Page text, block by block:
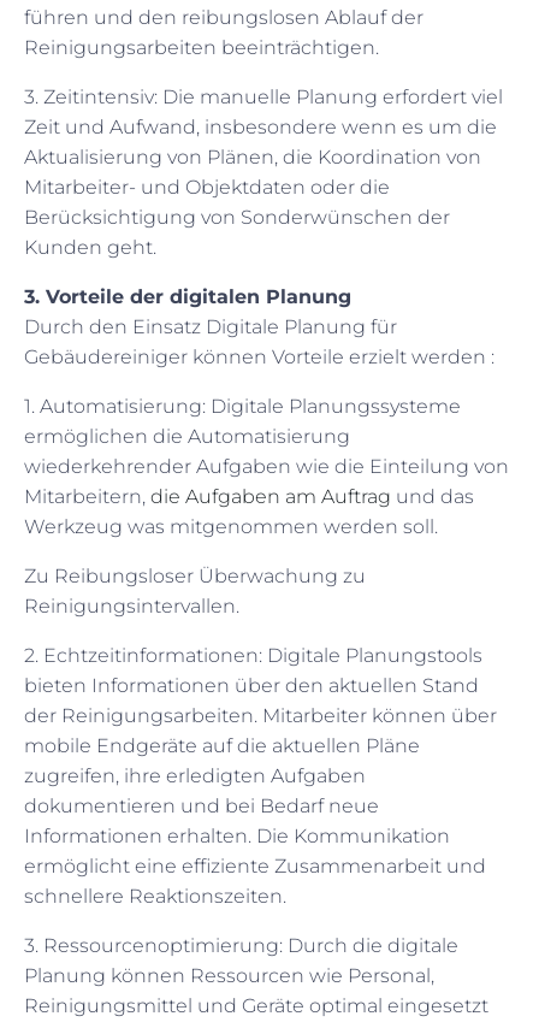
führen und den reibungslosen Ablauf der
Reinigungsarbeiten beeinträchtigen.
3. Zeitintensiv: Die manuelle Planung erfordert viel
Zeit und Aufwand, insbesondere wenn es um die
Aktualisierung von Plänen, die Koordination von
Mitarbeiter- und Objektdaten oder die
Berücksichtigung von Sonderwünschen der
Kunden geht.
3. Vorteile der digitalen Planung
Durch den Einsatz Digitale Planung für
Gebäudereiniger können Vorteile erzielt werden :
1. Automatisierung: Digitale Planungssysteme
ermöglichen die Automatisierung
wiederkehrender Aufgaben wie die Einteilung von
Mitarbeitern, die Aufgaben am Auftrag und das
Werkzeug was mitgenommen werden soll.
Zu Reibungsloser Überwachung zu
Reinigungsintervallen.
2. Echtzeitinformationen: Digitale Planungstools
bieten Informationen über den aktuellen Stand
der Reinigungsarbeiten. Mitarbeiter können über
mobile Endgeräte auf die aktuellen Pläne
zugreifen, ihre erledigten Aufgaben
dokumentieren und bei Bedarf neue
Informationen erhalten. Die Kommunikation
ermöglicht eine effiziente Zusammenarbeit und
schnellere Reaktionszeiten.
3. Ressourcenoptimierung: Durch die digitale
Planung können Ressourcen wie Personal,
Reinigungsmittel und Geräte optimal eingesetzt